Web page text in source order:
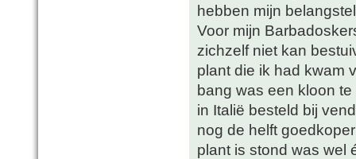
hebben mijn
Voor mijn
zichzelf niet kan
plant die ik had kwam
bang was een kloon
in Italië besteld bij
nog de helft
plant is stond was wel